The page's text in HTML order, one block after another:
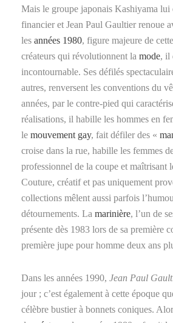
Mais le groupe japonais Kashiyama lui
financier et Jean Paul Gaultier renoue
les années 1980, figure majeure de
créateurs qui révolutionnent la mode, il
incontournable. Ses défilés
autres, renversent les conventions du
années, par le contre-pied qui
réalisations, il habille les hommes en
le mouvement gay, fait défiler des «
croise dans la rue, habille les femmes
professionnel de la coupe et maîtrisant
Couture, créatif et pas uniquement
collections mêlent aussi parfois
détournements. La marinière, l’un de
présente dès 1983 lors de sa première
première jupe pour homme deux ans
Dans les années 1990, Jean Paul
jour ; c’est également à cette époque
célèbre bustier à bonnets coniques.